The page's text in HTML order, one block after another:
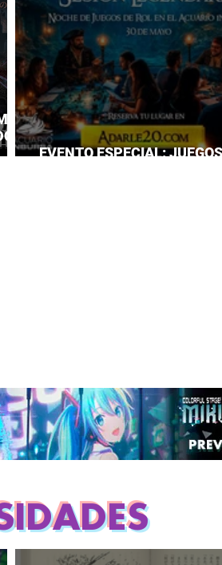
EVENTO ESPECIAL: JUEGOS